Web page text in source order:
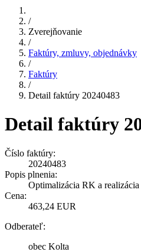
/
Zverejňovanie
/
Faktúry, zmluvy, objednávky
/
Faktúry
/
Detail faktúry 20240483
Detail faktúry
Číslo faktúry:
20240483
Popis plnenia:
Optimalizácia RK a
Cena:
463,24 EUR
Odberateľ:
obec Kolta